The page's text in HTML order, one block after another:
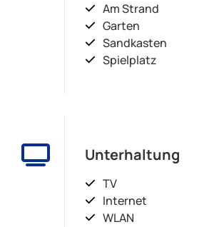
Am Strand
Garten
Sandkasten
Spielplatz
Unterhaltung
TV
Internet
WLAN